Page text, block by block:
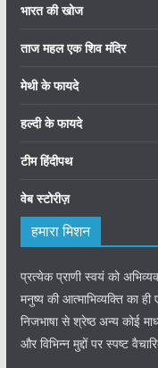
भारत की खोज
ताज महल एक शिव मंदिर
मेथी के फायदे
हल्दी के फायदे
टीम हिंदीपथ
वेब स्टोरीज़
हमारा मिशन
प्रत्येक प्राणी स्वयं को
मनुष्य की आत्माभिव्यक्ति का
निजभाषा से श्रेष्ठ अन्य कोई
और विभिन्न मुद्दों पर स्पष्ट